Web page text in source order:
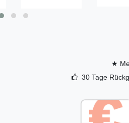
★
30 Tage